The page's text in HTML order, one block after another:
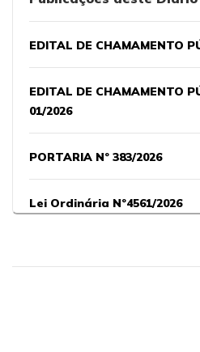
EDITAL DE CHAMAMENTO
EDITAL DE CHAMAMENTO
01/2026
PORTARIA Nº 383/2026
Lei Ordinária Nº4561/2026